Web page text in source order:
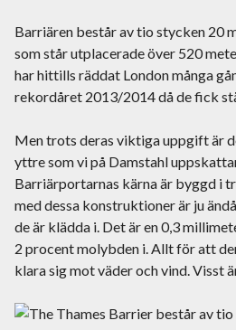
Barriären består av tio stycken 20
som står utplacerade över 520
har hittills räddat London många
rekordåret 2013/2014 då de fick
Men trots deras viktiga uppgift är
yttre som vipå Damstahl
Barriärportarnas kärna är byggd i
med dessa konstruktioner är ju
de är klädda i. Det är en 0,3
2 procent molybden i. Allt för att
klara sig mot väder och vind.Visst